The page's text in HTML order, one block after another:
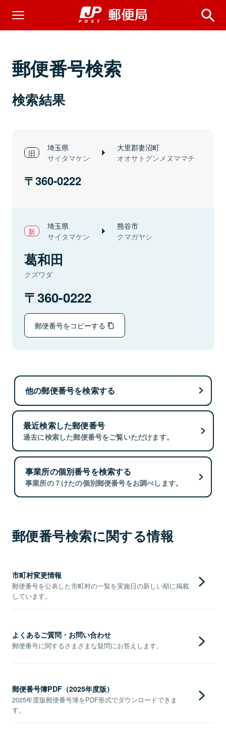
郵便番号検索
検索結果
埼玉県
サイタマケン
大里郡妻沼町
オオサトグンメヌママチ
360-0222
埼玉県
サイタマケン
熊谷市
クマガヤシ
葛和田
クズワダ
360-0222
郵便番号をコピーする
他の郵便番号を検索する
最近検索した郵便番号
過去に検索した郵便番号をご覧いただけます。
事業所の個別番号を検索する
事業所の７けたの個別郵便番号をお調べします。
郵便番号検索に関する情報
市町村変更情報
郵便番号を公表した市町村の一覧を実施日の新しい順に掲載
しています。
よくあるご質問・お問い合わせ
郵便番号に関するさまざまな疑問にお答えします。
郵便番号簿PDF（2025年度版）
2025年度版郵便番号簿をPDF形式でダウンロードできま
す。